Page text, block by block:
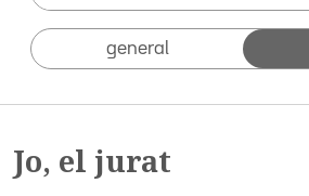
general
Jo, el jurat